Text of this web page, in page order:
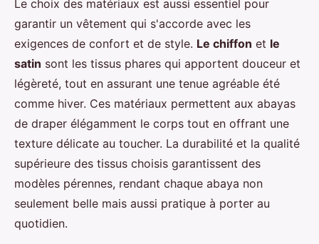
Le choix des matériaux est aussi essentiel pour
garantir un vêtement qui s'accorde avec les
exigences de confort et de style. Le chiffon et le
satin sont les tissus phares qui apportent douceur et
légèreté, tout en assurant une tenue agréable été
comme hiver. Ces matériaux permettent aux abayas
de draper élégamment le corps tout en offrant une
texture délicate au toucher. La durabilité et la qualité
supérieure des tissus choisis garantissent des
modèles pérennes, rendant chaque abaya non
seulement belle mais aussi pratique à porter au
quotidien.